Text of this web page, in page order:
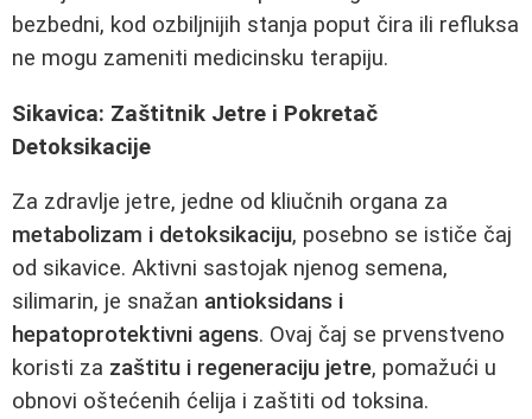
bezbedni, kod ozbiljnijih stanja poput čira ili refluksa
ne mogu zameniti medicinsku terapiju.
Sikavica: Zaštitnik Jetre i Pokretač
Detoksikacije
Za zdravlje jetre, jedne od kliučnih organa za
metabolizam i detoksikaciju, posebno se ističe čaj
od sikavice. Aktivni sastojak njenog semena,
silimarin, je snažan antioksidans i
hepatoprotektivni agens. Ovaj čaj se prvenstveno
koristi za zaštitu i regeneraciju jetre, pomažući u
obnovi oštećenih ćelija i zaštiti od toksina.